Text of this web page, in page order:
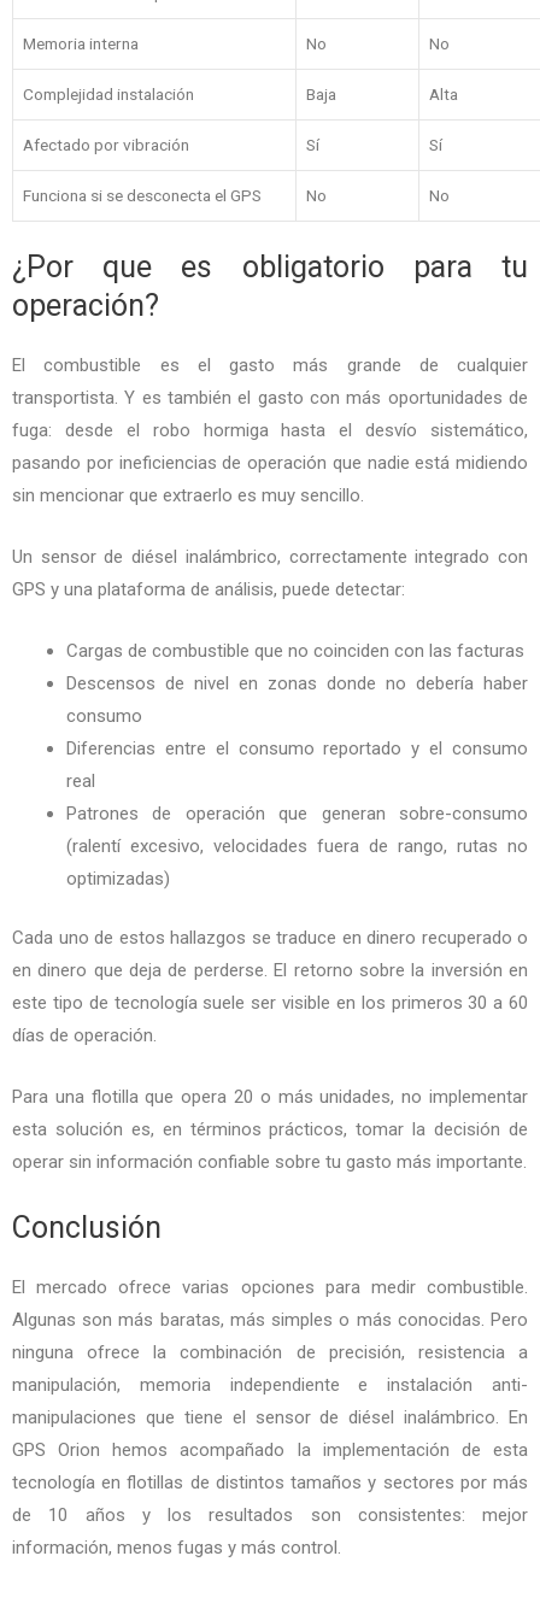
Memoria interna No No
Complejidad instalación Baja Alta
Afectado por vibración Sí Sí
Funciona si se desconecta el GPS No No
¿Por que es obligatorio para tu
operación?
El combustible es el gasto más grande de cualquier
transportista. Y es también el gasto con más oportunidades de
fuga: desde el robo hormiga hasta el desvío sistemático,
pasando por ineficiencias de operación que nadie está midiendo
sin mencionar que extraerlo es muy sencillo.
Un sensor de diésel inalámbrico, correctamente integrado con
GPS y una plataforma de análisis, puede detectar:
Cargas de combustible que no coinciden con las facturas
Descensos de nivel en zonas donde no debería haber
consumo
Diferencias entre el consumo reportado y el consumo
real
Patrones de operación que generan sobre-consumo
(ralentí excesivo, velocidades fuera de rango, rutas no
optimizadas)
Cada uno de estos hallazgos se traduce en dinero recuperado o
en dinero que deja de perderse. El retorno sobre la inversión en
este tipo de tecnología suele ser visible en los primeros 30 a 60
días de operación.
Para una flotilla que opera 20 o más unidades, no implementar
esta solución es, en términos prácticos, tomar la decisión de
operar sin información confiable sobre tu gasto más importante.
Conclusión
El mercado ofrece varias opciones para medir combustible.
Algunas son más baratas, más simples o más conocidas. Pero
ninguna ofrece la combinación de precisión, resistencia a
manipulación, memoria independiente e instalación anti-
manipulaciones que tiene el sensor de diésel inalámbrico. En
GPS Orion hemos acompañado la implementación de esta
tecnología en flotillas de distintos tamaños y sectores por más
de 10 años y los resultados son consistentes: mejor
información, menos fugas y más control.